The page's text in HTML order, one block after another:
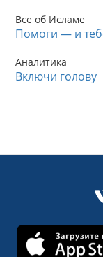
Все об Исламе
Помоги — и
Аналитика
Включи голову